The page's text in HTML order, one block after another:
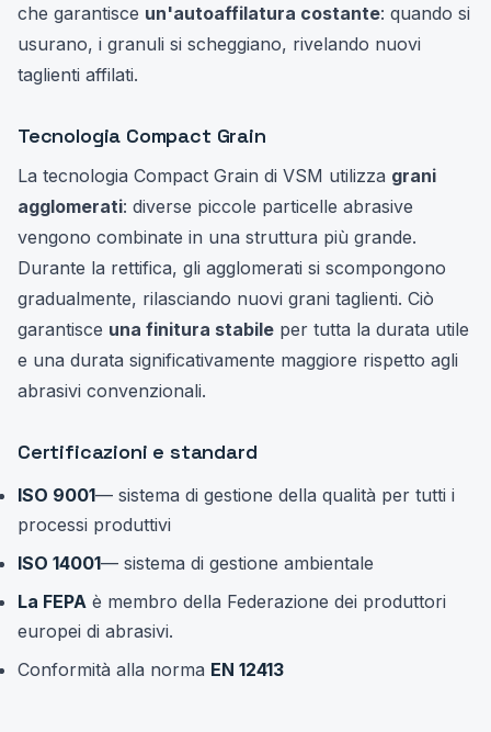
che garantisce un'autoaffilatura costante: quando si
usurano, i granuli si scheggiano, rivelando nuovi
taglienti affilati.
Tecnologia Compact Grain
La tecnologia Compact Grain di VSM utilizza grani
agglomerati: diverse piccole particelle abrasive
vengono combinate in una struttura più grande.
Durante la rettifica, gli agglomerati si scompongono
gradualmente, rilasciando nuovi grani taglienti. Ciò
garantisce una finitura stabile per tutta la durata utile
e una durata significativamente maggiore rispetto agli
abrasivi convenzionali.
Certificazioni e standard
ISO 9001— sistema di gestione della qualità per tutti i
processi produttivi
ISO 14001— sistema di gestione ambientale
La FEPA è membro della Federazione dei produttori
europei di abrasivi.
Conformità alla norma EN 12413